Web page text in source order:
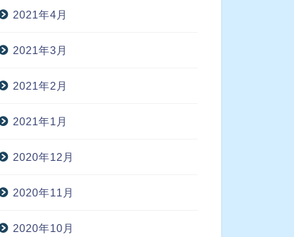
2021年4月
2021年3月
2021年2月
2021年1月
2020年12月
2020年11月
2020年10月